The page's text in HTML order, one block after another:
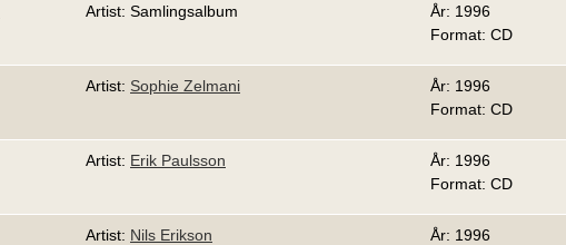
Artist: Samlingsalbum
År: 1996
Format: CD
Artist: Sophie Zelmani
År: 1996
Format: CD
Artist: Erik Paulsson
År: 1996
Format: CD
Artist: Nils Erikson
År: 1996